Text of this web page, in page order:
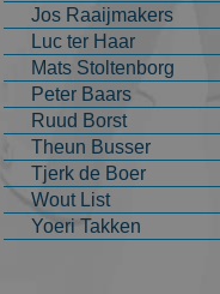
Jos Raaijmakers
Luc ter Haar
Mats Stoltenborg
Peter Baars
Ruud Borst
Theun Busser
Tjerk de Boer
Wout List
Yoeri Takken